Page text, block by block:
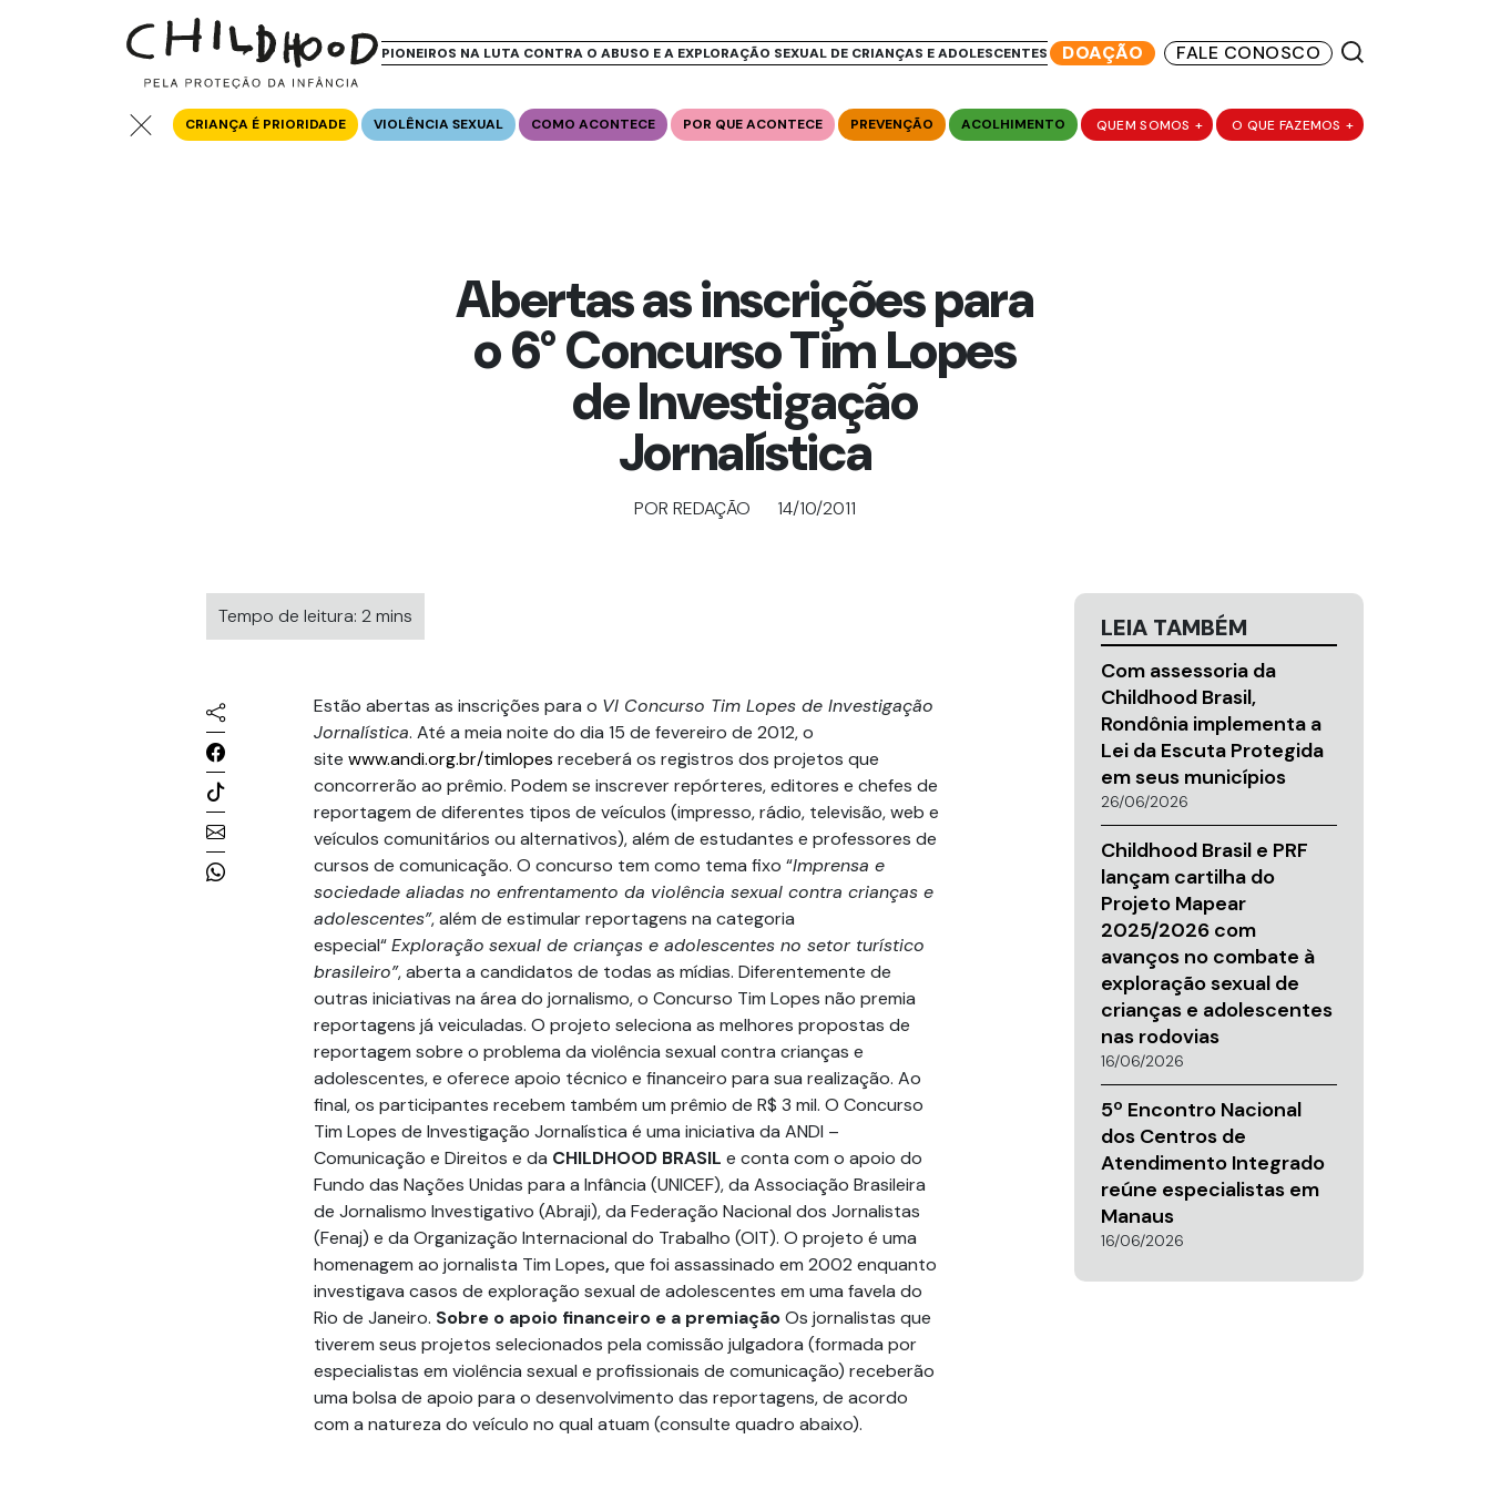
PIONEIROS NA LUTA CONTRA O ABUSO E A EXPLORAÇÃO SEXUAL DE CRIANÇAS E ADOLESCENTES DOAÇÃO FALE CONOSCO
CRIANÇA É PRIORIDADE VIOLÊNCIA SEXUAL COMO ACONTECE POR QUE ACONTECE PREVENÇÃO ACOLHIMENTO QUEM SOMOS + O QUE FAZEMOS +
Abertas as inscrições para
o 6° Concurso Tim Lopes
de Investigação
Jornalística
POR REDAÇÃO 14/10/2011
Tempo de leitura: 2 mins
Estão abertas as inscrições para o VI Concurso Tim Lopes de Investigação
Jornalística. Até a meia noite do dia 15 de fevereiro de 2012, o
site www.andi.org.br/timlopes receberá os registros dos projetos que
concorrerão ao prêmio. Podem se inscrever repórteres, editores e chefes de
reportagem de diferentes tipos de veículos (impresso, rádio, televisão, web e
veículos comunitários ou alternativos), além de estudantes e professores de
cursos de comunicação. O concurso tem como tema fixo “Imprensa e
sociedade aliadas no enfrentamento da violência sexual contra crianças e
adolescentes”, além de estimular reportagens na categoria
especial“Exploração sexual de crianças e adolescentes no setor turístico
brasileiro”, aberta a candidatos de todas as mídias. Diferentemente de
outras iniciativas na área do jornalismo, o Concurso Tim Lopes não premia
reportagens já veiculadas. O projeto seleciona as melhores propostas de
reportagem sobre o problema da violência sexual contra crianças e
adolescentes, e oferece apoio técnico e financeiro para sua realização. Ao
final, os participantes recebem também um prêmio de R$ 3 mil. O Concurso
Tim Lopes de Investigação Jornalística é uma iniciativa da ANDI –
Comunicação e Direitos e da CHILDHOOD BRASIL e conta com o apoio do
Fundo das Nações Unidas para a Infância (UNICEF), da Associação Brasileira
de Jornalismo Investigativo (Abraji), da Federação Nacional dos Jornalistas
(Fenaj) e da Organização Internacional do Trabalho (OIT). O projeto é uma
homenagem ao jornalista Tim Lopes,que foi assassinado em 2002 enquanto
investigava casos de exploração sexual de adolescentes em uma favela do
Rio de Janeiro. Sobre o apoio financeiro e a premiaçãoOs jornalistas que
tiverem seus projetos selecionados pela comissão julgadora (formada por
especialistas em violência sexual e profissionais de comunicação) receberão
uma bolsa de apoio para o desenvolvimento das reportagens, de acordo
com a natureza do veículo no qual atuam (consulte quadro abaixo).
LEIA TAMBÉM
Com assessoria da
Childhood Brasil,
Rondônia implementa a
Lei da Escuta Protegida
em seus municípios
26/06/2026
Childhood Brasil e PRF
lançam cartilha do
Projeto Mapear
2025/2026 com
avanços no combate à
exploração sexual de
crianças e adolescentes
nas rodovias
16/06/2026
5º Encontro Nacional
dos Centros de
Atendimento Integrado
reúne especialistas em
Manaus
16/06/2026